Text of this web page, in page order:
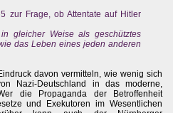
zur Frage, ob Attentate auf Hitler
gleicher Weise als geschütztes
das Leben eines jeden anderen
davon vermitteln, wie wenig sich
Nazi-Deutschland in das moderne,
die Propaganda der Betroffenheit
und Exekutoren im Wesentlichen